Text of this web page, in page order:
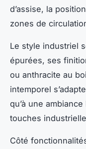
d’assise, la
zones de
Le style industriel
épurées, ses
ou anthracite au
intemporel
qu’à une
touches
Côté